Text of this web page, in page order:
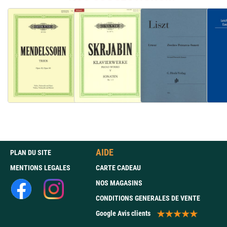
PLAN DU SITE
MENTIONS LEGALES
AIDE
CARTE CADEAU
NOS MAGASINS
CONDITIONS GENERALES DE VENTE
Google Avis clients